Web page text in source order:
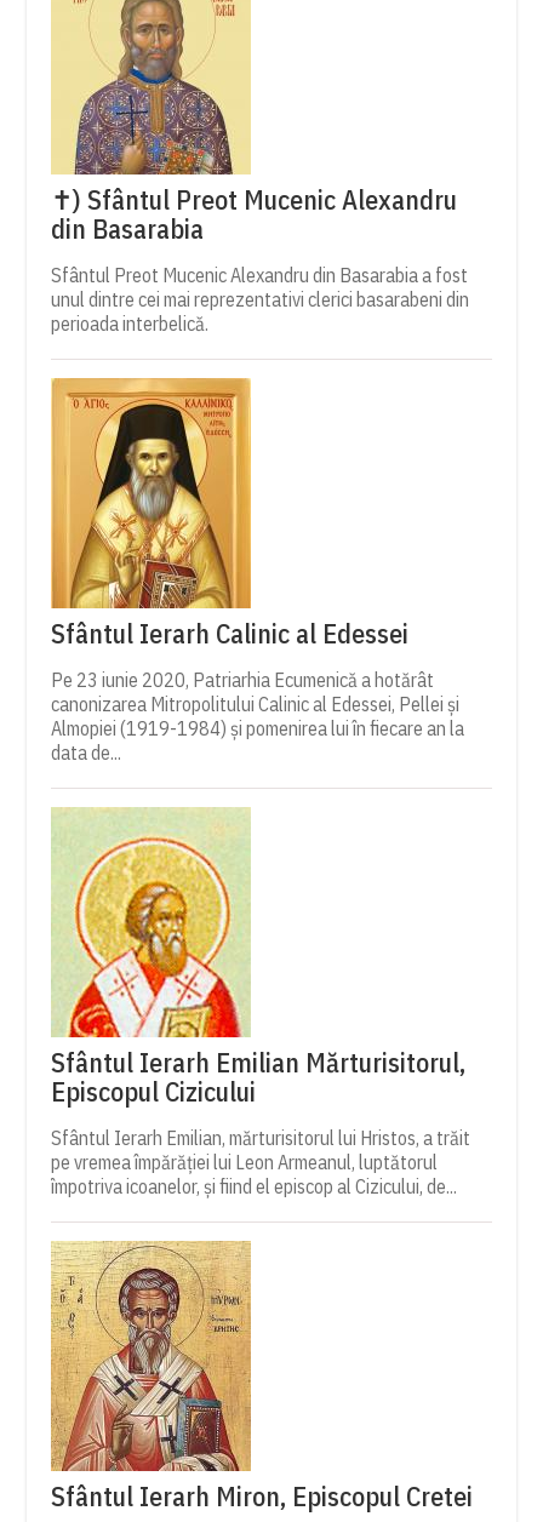
✝) Sfântul Preot Mucenic Alexandru
din Basarabia
Sfântul Preot Mucenic Alexandru din Basarabia a fost
unul dintre cei mai reprezentativi clerici basarabeni din
perioada interbelică.
Sfântul Ierarh Calinic al Edessei
Pe 23 iunie 2020, Patriarhia Ecumenică a hotărât
canonizarea Mitropolitului Calinic al Edessei, Pellei și
Almopiei (1919-1984) și pomenirea lui în fiecare an la
data de...
Sfântul Ierarh Emilian Mărturisitorul,
Episcopul Cizicului
Sfântul Ierarh Emilian, mărturisitorul lui Hristos, a trăit
pe vremea împărăției lui Leon Armeanul, luptătorul
împotriva icoanelor, și fiind el episcop al Cizicului, de...
Sfântul Ierarh Miron, Episcopul Cretei